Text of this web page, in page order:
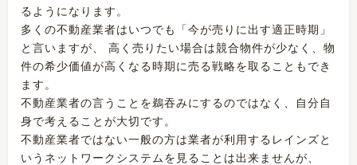
るようになります。
多くの不動産業者はいつでも「今が売りに出す適正時期」
と言いますが、 高く売りたい場合は競合物件が少なく、物
件の希少価値が高くなる時期に売る戦略を取ることもでき
ます。
不動産業者の言うことを鵜吞みにするのではなく、自分自
身で考えることが大切です。
不動産業者ではない一般の方は業者が利用するレインズと
いうネットワークシステムを見ることは出来ませんが、